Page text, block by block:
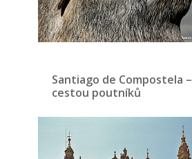
Santiago de Compostela –
cestou poutníků